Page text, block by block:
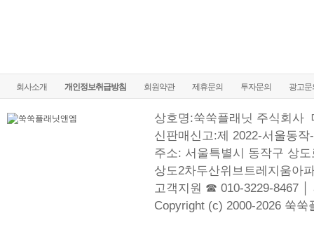
회사소개 개인정보취급방침 회원약관 제휴문의 투자문의 광고문
상호명:쑥쑥플래닛 주식회사
신판매신고:제 2022-서울동작
주소: 서울특별시 동작구 상
상도2차두산위브트레지움아
고객지원 ☎ 010-3229-8467 │
Copyright (c) 2000-2026 쑥